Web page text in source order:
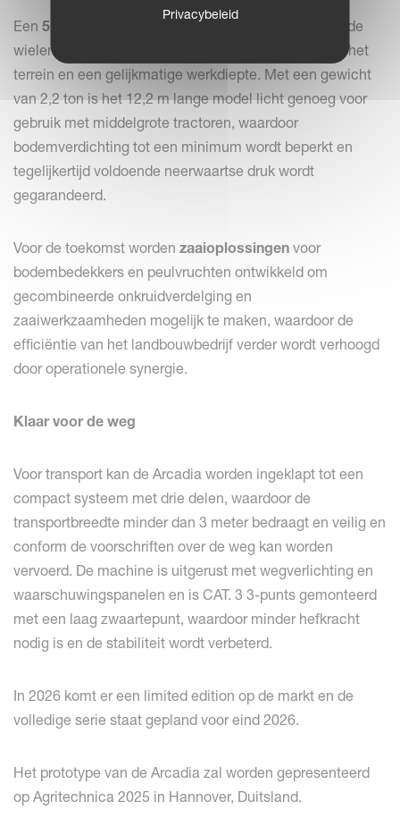
Een 5-delig frame
, gecombineerd met goed verdeelde
wielen, zorgt voor een nauwkeurige aanpassing aan het
terrein en een gelijkmatige werkdiepte. Met een gewicht
van 2,2 ton is het 12,2 m lange model licht genoeg voor
gebruik met middelgrote tractoren, waardoor
bodemverdichting tot een minimum wordt beperkt en
tegelijkertijd voldoende neerwaartse druk wordt
gegarandeerd.
Voor de toekomst worden zaaioplossingen voor
bodembedekkers en peulvruchten ontwikkeld om
gecombineerde onkruidverdelging en
zaaiwerkzaamheden mogelijk te maken, waardoor de
efficiëntie van het landbouwbedrijf verder wordt verhoogd
door operationele synergie.
Klaar voor de weg
Voor transport kan de Arcadia worden ingeklapt tot een
compact systeem met drie delen, waardoor de
transportbreedte minder dan 3 meter bedraagt en veilig en
conform de voorschriften over de weg kan worden
vervoerd. De machine is uitgerust met wegverlichting en
waarschuwingspanelen en is CAT. 3 3-punts gemonteerd
met een laag zwaartepunt, waardoor minder hefkracht
nodig is en de stabiliteit wordt verbeterd.
In 2026 komt er een limited edition op de markt en de
volledige serie staat gepland voor eind 2026.
Het prototype van de Arcadia zal worden gepresenteerd
op Agritechnica 2025 in Hannover, Duitsland.
Privacybeleid